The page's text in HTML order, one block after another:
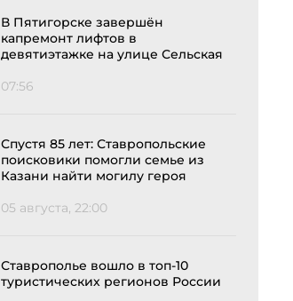
В Пятигорске завершён
капремонт лифтов в
девятиэтажке на улице Сельская
07:56
Спустя 85 лет: Ставропольские
поисковики помогли семье из
Казани найти могилу героя
05 августа, 22:00
Ставрополье вошло в топ-10
туристических регионов России